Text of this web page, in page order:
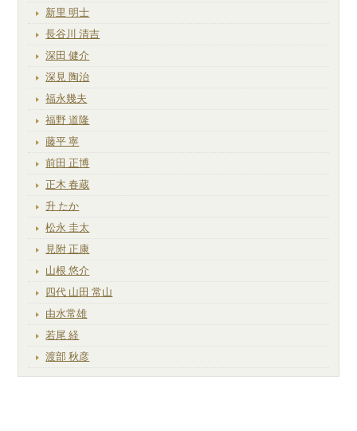
新里 明士
長谷川 清吉
深田 健介
深見 陶治
福永幾夫
福野 道隆
藤平 寧
前田 正博
正木 春蔵
升 たか
松永 圭太
見附 正康
山根 悠介
四代 山田 常山
由水常雄
若尾 経
渡部 秋彦